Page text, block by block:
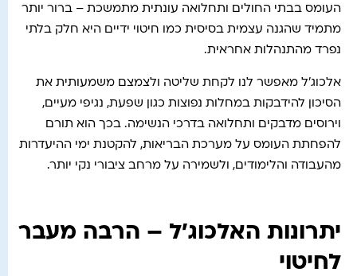
העומס בבתי החולים ותחלואה עונתית מתמשכת – ברור יותר
מתמיד שהגנה עצמית בסיסית כמו חיטוי ידיים היא חלק בלתי
נפרד מהתנהלות אחראית.
אלכוג'ל מאפשר לנו לקחת שליטה ולצמצם משמעותית את
הסיכון להידבקות במחלות נפוצות כגון שפעת, נגיפי מעיים,
וירוסים מדבקים ותחלואה בדרכי הנשימה. בכך הוא תורם
להפחתת העומס על מערכת הבריאות, להקטנת ימי ההיעדרות
מהעבודה והלימודים, ולשמירה על מרחב ציבורי נקי יותר.
יתרונות האלכוג'ל – הרבה מעבר
לחיטוי